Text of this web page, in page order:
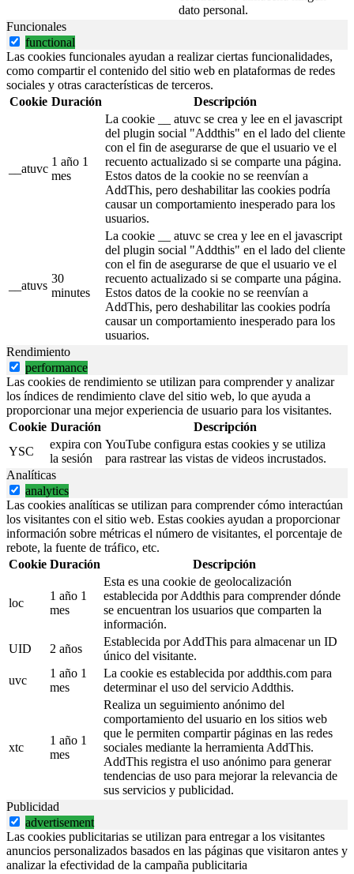
dato personal.
Funcionales
functional
Las cookies funcionales ayudan a realizar ciertas funcionalidades,
como compartir el contenido del sitio web en plataformas de redes
sociales y otras características de terceros.
Cookie Duración Descripción
__atuvc
1 año 1
mes
La cookie __ atuvc se crea y lee en el javascript
del plugin social "Addthis" en el lado del cliente
con el fin de asegurarse de que el usuario ve el
recuento actualizado si se comparte una página.
Estos datos de la cookie no se reenvían a
AddThis, pero deshabilitar las cookies podría
causar un comportamiento inesperado para los
usuarios.
__atuvs
30
minutes
La cookie __ atuvc se crea y lee en el javascript
del plugin social "Addthis" en el lado del cliente
con el fin de asegurarse de que el usuario ve el
recuento actualizado si se comparte una página.
Estos datos de la cookie no se reenvían a
AddThis, pero deshabilitar las cookies podría
causar un comportamiento inesperado para los
usuarios.
Rendimiento
performance
Las cookies de rendimiento se utilizan para comprender y analizar
los índices de rendimiento clave del sitio web, lo que ayuda a
proporcionar una mejor experiencia de usuario para los visitantes.
Cookie Duración
Descripción
YSC
expira con
la sesión
YouTube configura estas cookies y se utiliza
para rastrear las vistas de videos incrustados.
Analíticas
analytics
Las cookies analíticas se utilizan para comprender cómo interactúan
los visitantes con el sitio web. Estas cookies ayudan a proporcionar
información sobre métricas el número de visitantes, el porcentaje de
rebote, la fuente de tráfico, etc.
Cookie Duración Descripción
loc
1 año 1
mes
Esta es una cookie de geolocalización
establecida por Addthis para comprender dónde
se encuentran los usuarios que comparten la
información.
UID
2 años
Establecida por AddThis para almacenar un ID
único del visitante.
uvc
1 año 1
mes
La cookie es establecida por addthis.com para
determinar el uso del servicio Addthis.
xtc
1 año 1
mes
Realiza un seguimiento anónimo del
comportamiento del usuario en los sitios web
que le permiten compartir páginas en las redes
sociales mediante la herramienta AddThis.
AddThis registra el uso anónimo para generar
tendencias de uso para mejorar la relevancia de
sus servicios y publicidad.
Publicidad
advertisement
Las cookies publicitarias se utilizan para entregar a los visitantes
anuncios personalizados basados en las páginas que visitaron antes y
analizar la efectividad de la campaña publicitaria